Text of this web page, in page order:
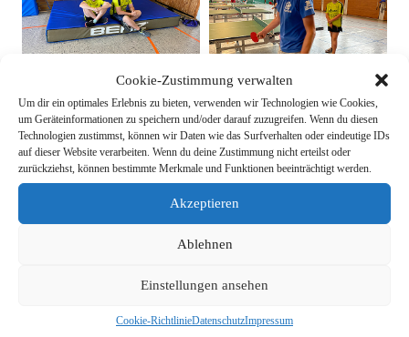
Cookie-Zustimmung verwalten
Um dir ein optimales Erlebnis zu bieten, verwenden wir Technologien wie Cookies,
um Geräteinformationen zu speichern und/oder darauf zuzugreifen. Wenn du diesen
Technologien zustimmst, können wir Daten wie das Surfverhalten oder eindeutige IDs
auf dieser Website verarbeiten. Wenn du deine Zustimmung nicht erteilst oder
zurückziehst, können bestimmte Merkmale und Funktionen beeinträchtigt werden.
Akzeptieren
Ablehnen
Einstellungen ansehen
Cookie-RichtlinieDatenschutzImpressum